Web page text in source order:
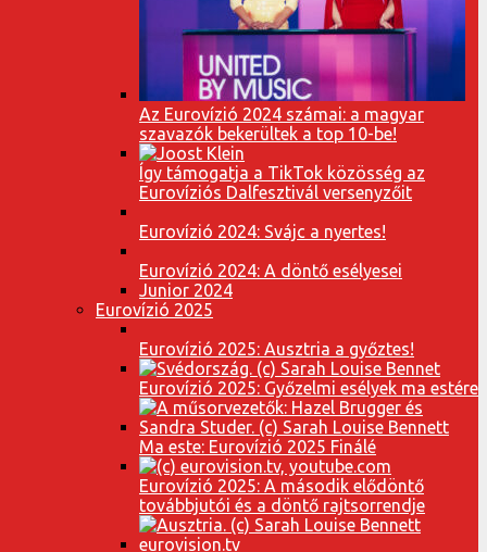
Az Eurovízió 2024 számai: a magyar
szavazók bekerültek a top 10-be!
Így támogatja a TikTok közösség az
Eurovíziós Dalfesztivál versenyzőit
Eurovízió 2024: Svájc a nyertes!
Eurovízió 2024: A döntő esélyesei
Junior 2024
Eurovízió 2025
Eurovízió 2025: Ausztria a győztes!
Eurovízió 2025: Győzelmi esélyek ma estére
Ma este: Eurovízió 2025 Finálé
Eurovízió 2025: A második elődöntő
továbbjutói és a döntő rajtsorrendje